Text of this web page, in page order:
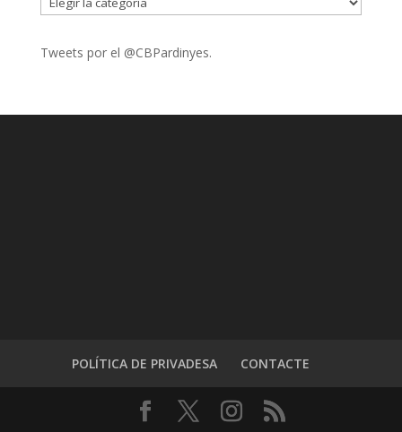
Tweets por el @CBPardinyes.
POLÍTICA DE PRIVADESA CONTACTE